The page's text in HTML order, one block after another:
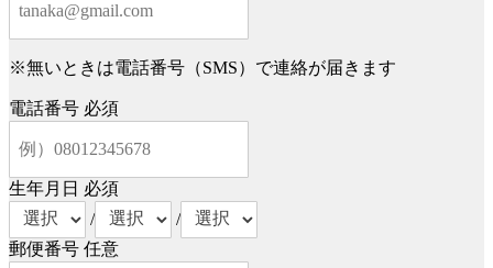
※無いときは電話番号（SMS）で連絡が届きます
電話番号 必須
生年月日 必須
/
/
郵便番号 任意